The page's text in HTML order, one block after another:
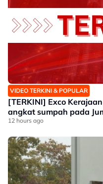
VIDEO TERKINI & POPULAR
[TERKINI] Exco
angkat sumpah pada
12 hours ago